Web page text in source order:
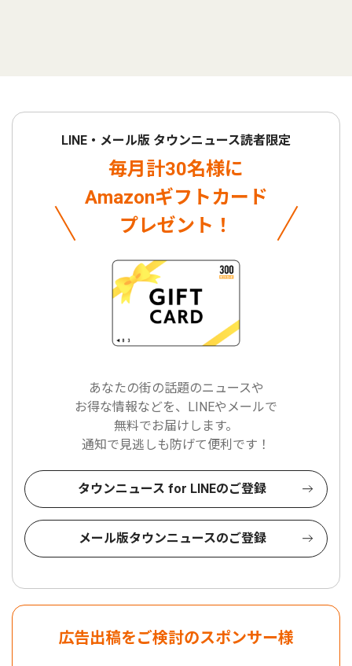
LINE・メール版 タウンニュース読者限定
毎月計30名様に
Amazonギフトカード
プレゼント！
あなたの街の話題のニュースや
お得な情報などを、LINEやメールで
無料でお届けします。
通知で見逃しも防げて便利です！
タウンニュース for LINEのご登録
メール版タウンニュースのご登録
広告出稿をご検討のスポンサー様